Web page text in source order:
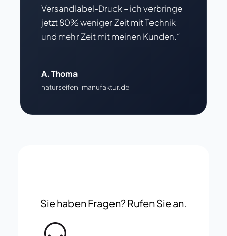
Versandlabel-Druck – ich verbringe
jetzt 80% weniger Zeit mit Technik
und mehr Zeit mit meinen Kunden.“
A. Thoma
naturseifen-manufaktur.de
Sie haben Fragen? Rufen Sie an.